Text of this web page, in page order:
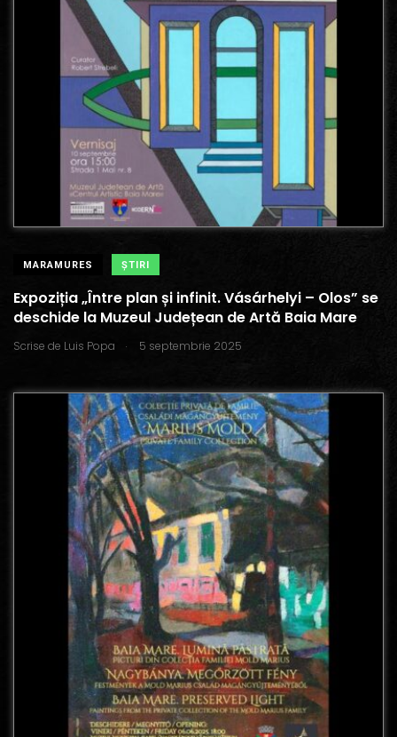
MARAMURES ŞTIRI
Expoziția „Între plan și infinit. Vásárhelyi – Olos” se
deschide la Muzeul Județean de Artă Baia Mare
Scrise de Luis Popa . 5 septembrie 2025